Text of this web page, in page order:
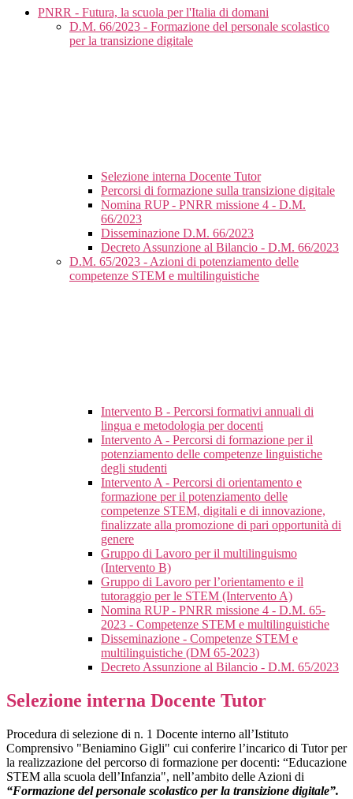
PNRR - Futura, la scuola per l'Italia di domani
D.M. 66/2023 - Formazione del personale scolastico
per la transizione digitale
Selezione interna Docente Tutor
Percorsi di formazione sulla transizione digitale
Nomina RUP - PNRR missione 4 - D.M.
66/2023
Disseminazione D.M. 66/2023
Decreto Assunzione al Bilancio - D.M. 66/2023
D.M. 65/2023 - Azioni di potenziamento delle
competenze STEM e multilinguistiche
Intervento B - Percorsi formativi annuali di
lingua e metodologia per docenti
Intervento A - Percorsi di formazione per il
potenziamento delle competenze linguistiche
degli studenti
Intervento A - Percorsi di orientamento e
formazione per il potenziamento delle
competenze STEM, digitali e di innovazione,
finalizzate alla promozione di pari opportunità di
genere
Gruppo di Lavoro per il multilinguismo
(Intervento B)
Gruppo di Lavoro per l’orientamento e il
tutoraggio per le STEM (Intervento A)
Nomina RUP - PNRR missione 4 - D.M. 65-
2023 - Competenze STEM e multilinguistiche
Disseminazione - Competenze STEM e
multilinguistiche (DM 65-2023)
Decreto Assunzione al Bilancio - D.M. 65/2023
Selezione interna Docente Tutor
Procedura di selezione di n. 1 Docente interno all’Istituto
Comprensivo "Beniamino Gigli" cui conferire l’incarico di Tutor per
la realizzazione del percorso di formazione per docenti: “Educazione
STEM alla scuola dell’Infanzia", nell’ambito delle Azioni di
“Formazione del personale scolastico per la transizione digitale”.